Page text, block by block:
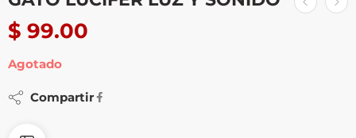
$ 99.00
Agotado
Compartir